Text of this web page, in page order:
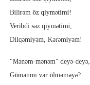
Bilirəm öz qiymətimi!
Veribdi saz qiymətimi,
Dilqəmiyəm, Kərəmiyəm!
“Mənəm-mənəm” deyə-deyə,
Gümanmı var ölməməyə?